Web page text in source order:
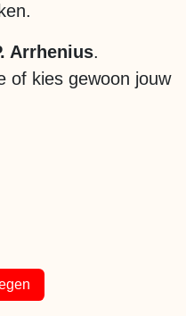
Arrhenius.
of kies gewoon jouw